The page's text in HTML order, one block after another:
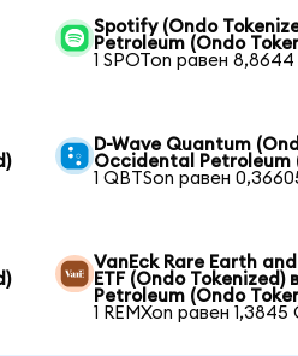
Spotify (Ondo
Petroleum (Ondo
1 SPOTon равен 8,8644
D-Wave Quantum
Occidental Petroleum
1 QBTSon равен
VanEck Rare Earth
ETF (Ondo Tokenized)
Petroleum (Ondo
1 REMXon равен 1,3845